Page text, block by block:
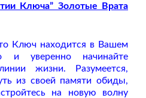
Ключа” Золотые Врата
Ключ находится в Вашем
и уверенно начинайте
жизни. Разумеется,
из своей памяти обиды,
на новую волну